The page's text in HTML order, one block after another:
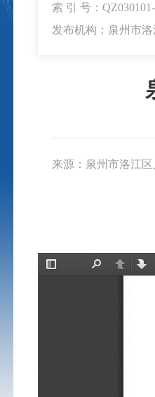
索 引 号：
发布机构：泉州市
来源：泉州市洛江